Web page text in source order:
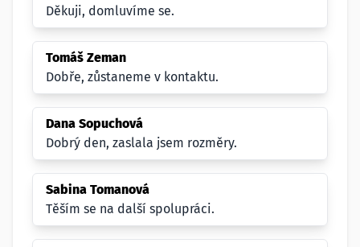
Děkuji, domluvíme se.
Tomáš Zeman
Dobře, zůstaneme v kontaktu.
Dana Sopuchová
Dobrý den, zaslala jsem rozměry.
Sabina Tomanová
Těším se na další spolupráci.